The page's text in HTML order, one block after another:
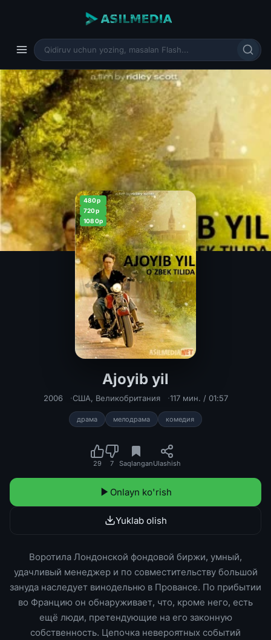
480p
720p
1080p
Ajoyib yil
Ajoyib yil Uzbek tilida 2006
2006 США, Великобритания 117 мин. / 01:57
драма мелодрама комедия
29 7 SaqlanganUlashish
Onlayn ko'rish
Yuklab olish
Воротила Лондонской фондовой биржи, умный,
удачливый менеджер и по совместительству большой
зануда наследует винодельню в Провансе. По прибытии
во Францию он обнаруживает, что, кроме него, есть
ещё люди, претендующие на его законную
собственность. Цепочка невероятных событий